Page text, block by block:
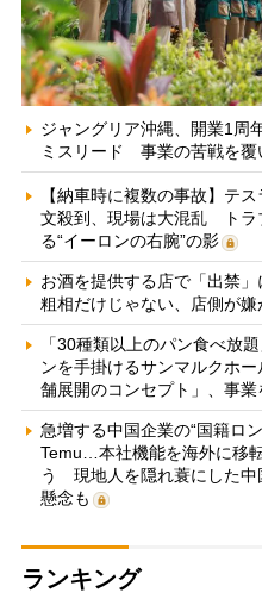
ジャングリア沖縄、開業1周
ミスリード 事業の苦戦を覆
【納車時に複数の事故】テ
文殺到、現場は大混乱 トラ
る“イーロンの右腕”の影
お酒を提供する店で「出禁
粗相だけじゃない、店側が嫌
「30種類以上のパン食べ放
ンを手掛けるサンマルクホ
舗展開のコンセプト」、事
急増する中国企業の“国籍ロ
Temu…本社機能を海外に移
う 現地人を隠れ蓑にした中
懸念も
ランキング